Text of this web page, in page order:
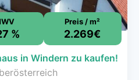
%
Preis / m²
2.269€
in Windern zu kaufen!